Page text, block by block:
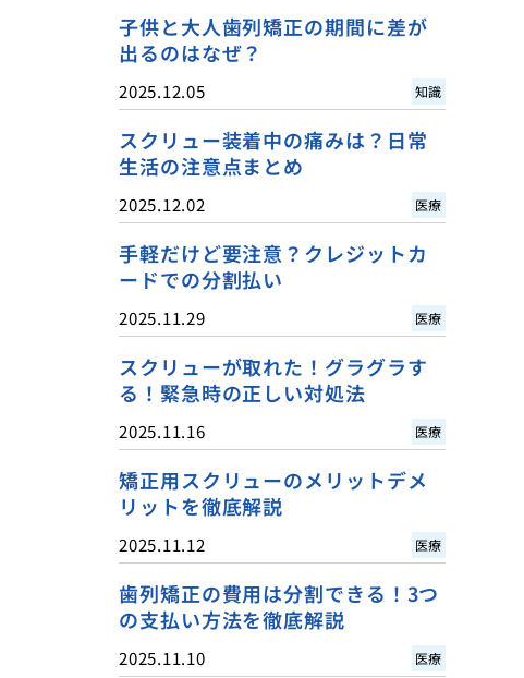
子供と大人歯列矯正の期間に差が
出るのはなぜ？
2025.12.05 知識
スクリュー装着中の痛みは？日常
生活の注意点まとめ
2025.12.02 医療
手軽だけど要注意？クレジットカ
ードでの分割払い
2025.11.29 医療
スクリューが取れた！グラグラす
る！緊急時の正しい対処法
2025.11.16 医療
矯正用スクリューのメリットデメ
リットを徹底解説
2025.11.12 医療
歯列矯正の費用は分割できる！3つ
の支払い方法を徹底解説
2025.11.10 医療